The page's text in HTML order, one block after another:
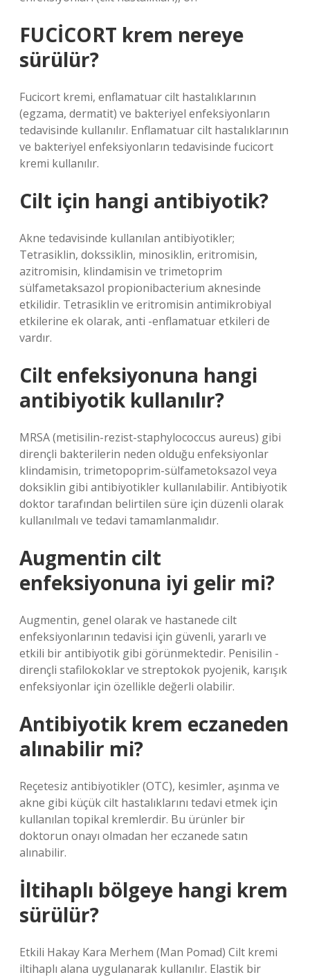
FUCİCORT krem nereye
sürülür?
Fucicort kremi, enflamatuar cilt hastalıklarının
(egzama, dermatit) ve bakteriyel enfeksiyonların
tedavisinde kullanılır. Enflamatuar cilt hastalıklarının
ve bakteriyel enfeksiyonların tedavisinde fucicort
kremi kullanılır.
Cilt için hangi antibiyotik?
Akne tedavisinde kullanılan antibiyotikler;
Tetrasiklin, dokssiklin, minosiklin, eritromisin,
azitromisin, klindamisin ve trimetoprim
sülfametaksazol propionibacterium aknesinde
etkilidir. Tetrasiklin ve eritromisin antimikrobiyal
etkilerine ek olarak, anti -enflamatuar etkileri de
vardır.
Cilt enfeksiyonuna hangi
antibiyotik kullanılır?
MRSA (metisilin-rezist-staphylococcus aureus) gibi
dirençli bakterilerin neden olduğu enfeksiyonlar
klindamisin, trimetopoprim-sülfametoksazol veya
doksiklin gibi antibiyotikler kullanılabilir. Antibiyotik
doktor tarafından belirtilen süre için düzenli olarak
kullanılmalı ve tedavi tamamlanmalıdır.
Augmentin cilt
enfeksiyonuna iyi gelir mi?
Augmentin, genel olarak ve hastanede cilt
enfeksiyonlarının tedavisi için güvenli, yararlı ve
etkili bir antibiyotik gibi görünmektedir. Penisilin -
dirençli stafilokoklar ve streptokok pyojenik, karışık
enfeksiyonlar için özellikle değerli olabilir.
Antibiyotik krem eczaneden
alınabilir mi?
Reçetesiz antibiyotikler (OTC), kesimler, aşınma ve
akne gibi küçük cilt hastalıklarını tedavi etmek için
kullanılan topikal kremlerdir. Bu ürünler bir
doktorun onayı olmadan her eczanede satın
alınabilir.
İltihaplı bölgeye hangi krem
sürülür?
Etkili Hakay Kara Merhem (Man Pomad) Cilt kremi
iltihaplı alana uygulanarak kullanılır. Elastik bir